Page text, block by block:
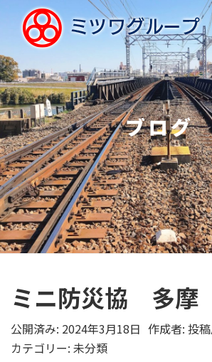
ブログ
ミニ防災協 多摩
公開済み: 2024年3月18日 作成者: 投
カテゴリー: 未分類